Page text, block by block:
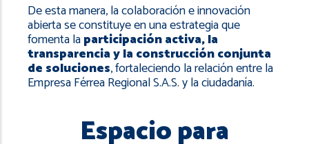
De esta manera, la colaboración e innovación
abierta se constituye en una estrategia que
fomenta laparticipación activa, la
transparencia y la construcción conjunta
de soluciones, fortaleciendo la relación entre la
Empresa Férrea Regional S.A.S. y la ciudadanía.
Espacio para